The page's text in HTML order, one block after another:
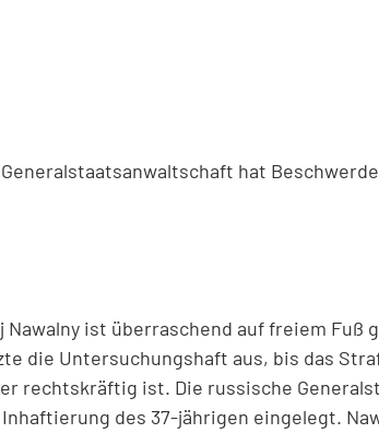
Generalstaatsanwaltschaft hat
Nawalny ist überraschend auf freiem Fuß
die Untersuchungshaft aus, bis das
rechtskräftig ist. Die russische
des 37-jährigen eingelegt.